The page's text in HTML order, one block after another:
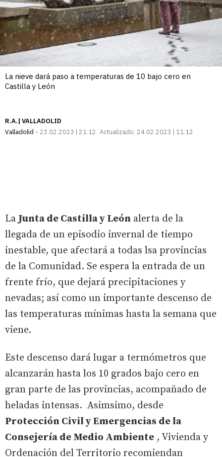
La nieve dará paso a temperaturas de 10 bajo cero en
Castilla y León
R.A.| VALLADOLID
Valladolid
23.02.2023 | 21:12 Actualizado: 24.02.2023 | 11:12
La Junta de Castilla y León alerta de la
llegada de un episodio invernal de tiempo
inestable, que afectará a todas lsa provincias
de la Comunidad. Se espera la entrada de un
frente frío, que dejará precipitaciones y
nevadas; así como un importante descenso de
las temperaturas mínimas hasta la semana que
viene.
Este descenso dará lugar a termómetros que
alcanzarán hasta los 10 grados bajo cero en
gran parte de las provincias, acompañado de
heladas intensas. Asimsimo, desde
Protección Civil y Emergencias de la
Consejería de Medio Ambiente , Vivienda y
Ordenación del Territorio recomiendan